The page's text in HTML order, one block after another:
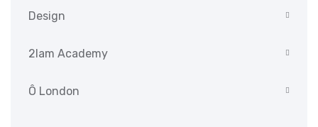
Design
2lam Academy
Ô London